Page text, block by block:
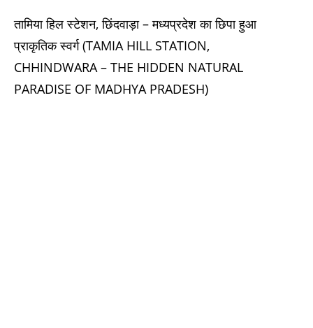
Categories
तामिया हिल स्टेशन, छिंदवाड़ा – मध्यप्रदेश का छिपा हुआ
प्राकृतिक स्वर्ग (TAMIA HILL STATION,
CHHINDWARA – THE HIDDEN NATURAL
PARADISE OF MADHYA PRADESH)